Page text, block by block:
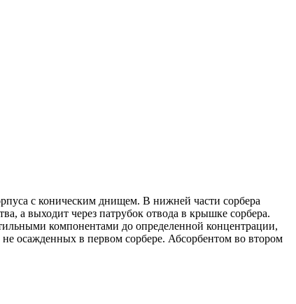
с коническим днищем. В нижней части сорбера
а выходит через патрубок отвода в крышке сорбера.
компонентами до определенной концентрации,
осажденных в первом сорбере. Абсорбентом во втором